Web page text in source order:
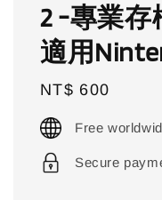
2 -專業存
適用
Regular
price
NT$ 600
Free
Secure